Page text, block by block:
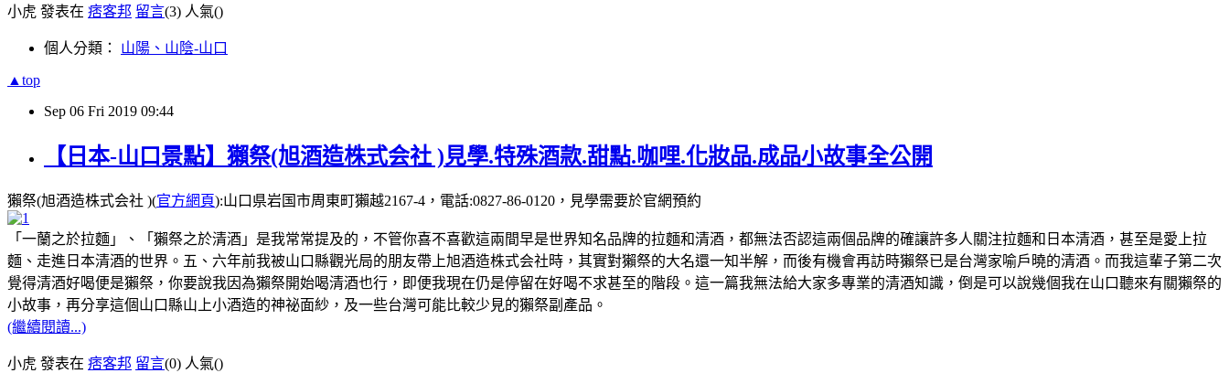
小虎 發表在 痞客邦 留言(3) 人氣()
個人分類： 山陽、山陰-山口
▲top
Sep 06 Fri 2019 09:44
【日本-山口景點】獺祭(旭酒造株式会社 )見學.特殊酒款.甜點.咖哩.化妝品.成品小故事全公開
獺祭(旭酒造株式会社 )(官方網頁):山口県岩国市周東町獺越2167-4，電話:0827-86-0120，見學需要於官網預約
「一蘭之於拉麵」、「獺祭之於清酒」是我常常提及的，不管你喜不喜歡這兩間早是世界知名品牌的拉麵和清酒，都無法否認這兩個品牌的確讓許多人關注拉麵和日本清酒，甚至是愛上拉
麵、走進日本清酒的世界。五、六年前我被山口縣觀光局的朋友帶上旭酒造株式会社時，其實對獺祭的大名還一知半解，而後有機會再訪時獺祭已是台灣家喻戶曉的清酒。而我這輩子第二次
覺得清酒好喝便是獺祭，你要說我因為獺祭開始喝清酒也行，即便我現在仍是停留在好喝不求甚至的階段。這一篇我無法給大家多專業的清酒知識，倒是可以說幾個我在山口聽來有關獺祭的
小故事，再分享這個山口縣山上小酒造的神祕面紗，及一些台灣可能比較少見的獺祭副產品。
(繼續閱讀...)
小虎 發表在 痞客邦 留言(0) 人氣()